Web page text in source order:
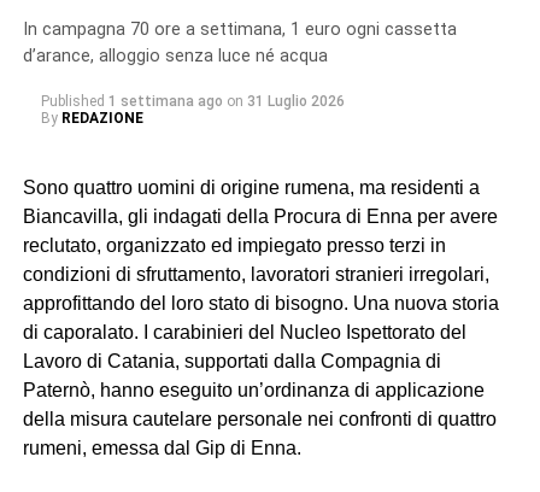
In campagna 70 ore a settimana, 1 euro ogni cassetta
d’arance, alloggio senza luce né acqua
Published 1 settimana ago on 31 Luglio 2026
By REDAZIONE
Sono quattro uomini di origine rumena, ma residenti a
Biancavilla, gli indagati della Procura di Enna per avere
reclutato, organizzato ed impiegato presso terzi in
condizioni di sfruttamento, lavoratori stranieri irregolari,
approfittando del loro stato di bisogno. Una nuova storia
di caporalato. I carabinieri del Nucleo Ispettorato del
Lavoro di Catania, supportati dalla Compagnia di
Paternò, hanno eseguito un’ordinanza di applicazione
della misura cautelare personale nei confronti di quattro
rumeni, emessa dal Gip di Enna.